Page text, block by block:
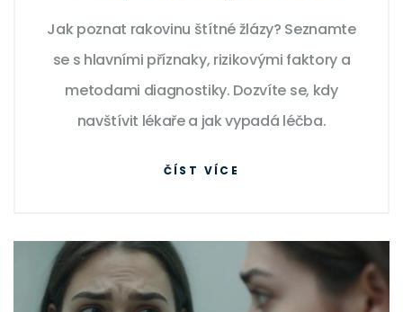
Jak poznat rakovinu štítné žlázy? Seznamte
se s hlavními příznaky, rizikovými faktory a
metodami diagnostiky. Dozvíte se, kdy
navštívit lékaře a jak vypadá léčba.
ČÍST VÍCE